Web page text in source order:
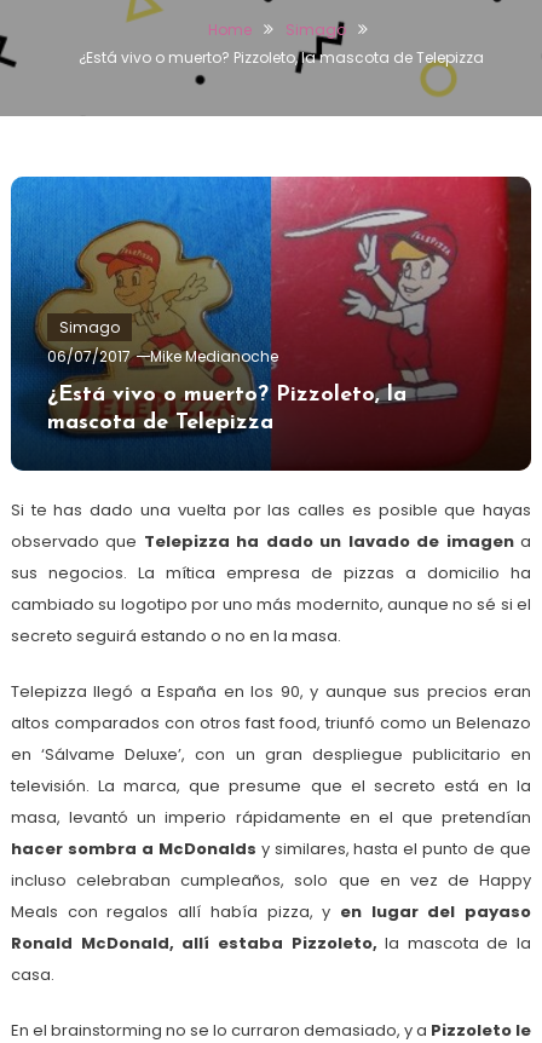
Home
Simago
¿Está vivo o muerto? Pizzoleto, la mascota de Telepizza
Simago
06/07/2017
Mike Medianoche
¿Está vivo o muerto? Pizzoleto, la
mascota de Telepizza
Si te has dado una vuelta por las calles es posible que hayas
observado que Telepizza ha dado un lavado de imagena
sus negocios. La mítica empresa de pizzas a domicilio ha
cambiado su logotipo por uno más modernito, aunque no sé si el
secreto seguirá estando o no en la masa.
Telepizza llegó a España en los 90, y aunque sus precios eran
altos comparados con otros fast food, triunfó como un Belenazo
en ‘Sálvame Deluxe’, con un gran despliegue publicitario en
televisión. La marca, que presume que el secreto está en la
masa, levantó un imperio rápidamente en el que pretendían
hacer sombra a McDonalds y similares, hasta el punto de que
incluso celebraban cumpleaños, solo que en vez de Happy
Meals con regalos allí había pizza, y en lugar del payaso
Ronald McDonald, allí estaba Pizzoleto, la mascota de la
casa.
En el brainstorming no se lo curraron demasiado, y a Pizzoleto le